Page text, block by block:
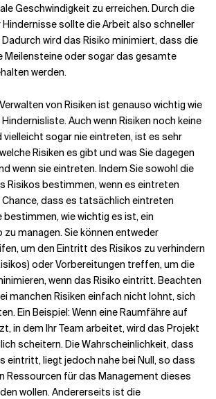
Geschwindigkeit zu erreichen. Durch die
sollte die Arbeit also schneller
wird das Risiko minimiert, dass die
Meilensteine oder sogar das gesamte
werden.
von Risiken ist genauso wichtig wie
Auch wenn Risiken noch keine
vielleicht sogar nie eintreten, ist es sehr
Risiken es gibt und was Sie dagegen
wenn sie eintreten. Indem Sie sowohl die
Risikos bestimmen, wenn es eintreten
dass es tatsächlich eintreten
bestimmen, wie wichtig es ist, ein
managen. Sie können entweder
um den Eintritt des Risikos zu verhindern
oder Vorbereitungen treffen, um die
wenn das Risiko eintritt. Beachten
manchen Risiken einfach nicht lohnt, sich
Ein Beispiel: Wenn eine Raumfähre auf
in dem Ihr Team arbeitet, wird das Projekt
scheitern. Die Wahrscheinlichkeit, dass
eintritt, liegt jedoch nahe bei Null, so dass
Ressourcen für das Management dieses
wollen. Andererseits ist die